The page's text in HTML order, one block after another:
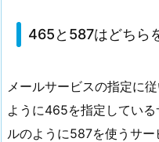
465と587はどちら
メールサービスの指定に
ように465を指定してい
ルのように587を使うサ